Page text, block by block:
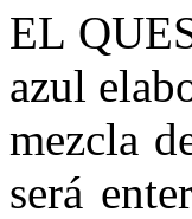
EL
azul
mezcla
será